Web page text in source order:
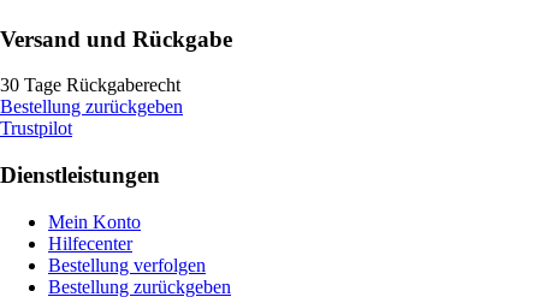
Versand und Rückgabe
30 Tage Rückgaberecht
Bestellung zurückgeben
Trustpilot
Dienstleistungen
Mein Konto
Hilfecenter
Bestellung verfolgen
Bestellung zurückgeben